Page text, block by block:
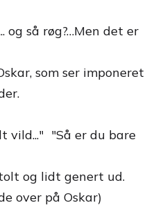
og så røg?…Men det er
som ser imponeret
vild..." "Så er du bare
og lidt genert ud.
over på Oskar)